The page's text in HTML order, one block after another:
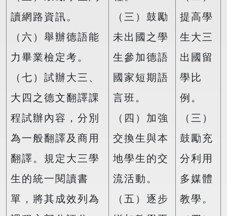
讀網路資訊。
（六）舉辦德語能
力畢業檢定考。
（七）試辦大三、
大四之德文翻譯課
程試辦內容，分別
為一般翻譯及商用
翻譯。規定大三學
生的統一閱讀書
單，將其成效列為
（三）鼓勵
未出國之學
生參加德語
國家短期語
言班。
（四）加強
交換生與本
地學生的交
流活動。
（五）逐步
提高學
生大三
出國留
學比
例。
（三）
鼓勵充
分利用
多媒體
教學。